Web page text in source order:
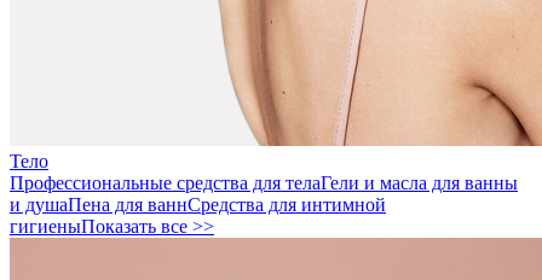
Тело
Профессиональные средства для телаГели и масла для ванны
и душаПена для ваннСредства для интимной
гигиеныПоказать все >>